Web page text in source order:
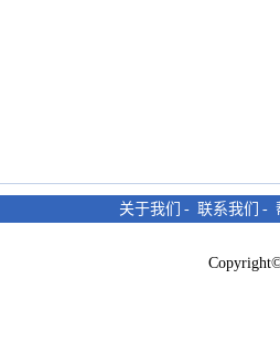
关于我们 - 联系我们 -